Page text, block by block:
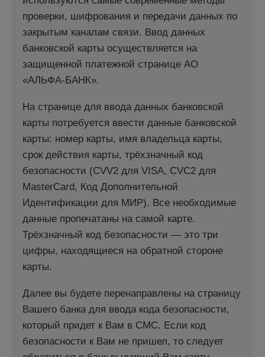
проверки, шифрования и передачи данных по
закрытым каналам связи. Ввод данных
банковской карты осуществляется на
защищенной платежной странице АО
«АЛЬФА-БАНК».
На странице для ввода данных банковской
карты потребуется ввести данные банковской
карты: номер карты, имя владельца карты,
срок действия карты, трёхзначный код
безопасности (CVV2 для VISA, CVC2 для
MasterCard, Код Дополнительной
Идентификации для МИР). Все необходимые
данные пропечатаны на самой карте.
Трёхзначный код безопасности — это три
цифры, находящиеся на обратной стороне
карты.
Далее вы будете перенаправлены на страницу
Вашего банка для ввода кода безопасности,
который придет к Вам в СМС. Если код
безопасности к Вам не пришел, то следует